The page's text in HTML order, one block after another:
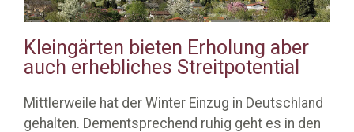
Kleingärten bieten Erholung aber
auch erhebliches Streitpotential
Mittlerweile hat der Winter Einzug in Deutschland
gehalten. Dementsprechend ruhig geht es in den